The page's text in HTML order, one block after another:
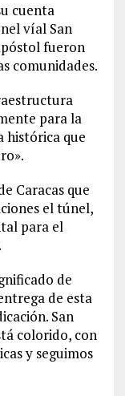
cuenta
víal San
fueron
comunidades.
para la
histórica que
Caracas que
el túnel,
para el
de
de esta
San
colorido, con
y seguimos